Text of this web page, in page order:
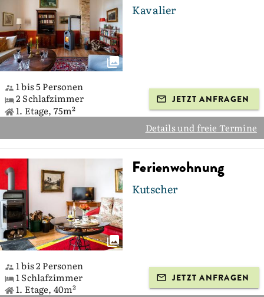
Kavalier
1 bis 5 Personen
2 Schlafzimmer
1. Etage, 75m²
JETZT ANFRAGEN
Details und freie Termine
Ferienwohnung
Kutscher
1 bis 2 Personen
1 Schlafzimmer
1. Etage, 40m²
JETZT ANFRAGEN